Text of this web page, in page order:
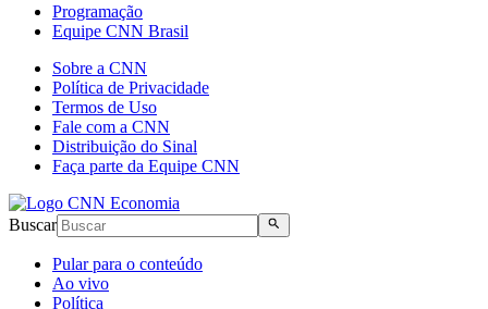
Programação
Equipe CNN Brasil
Sobre a CNN
Política de Privacidade
Termos de Uso
Fale com a CNN
Distribuição do Sinal
Faça parte da Equipe CNN
Buscar
Pular para o conteúdo
Ao vivo
Política